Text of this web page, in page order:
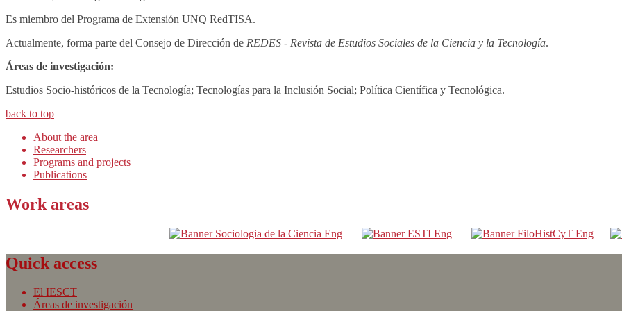
Es miembro del Programa de Extensión UNQ RedTISA.
Actualmente, forma parte del Consejo de Dirección de REDES - Revista de Estudios Sociales de la Ciencia y la Tecnología.
Áreas de investigación:
Estudios Socio-históricos de la Tecnología; Tecnologías para la Inclusión Social; Política Científica y Tecnológica.
back to top
About the area
Researchers
Programs and projects
Publications
Work areas
Quick access
El IESCT
Áreas de investigación